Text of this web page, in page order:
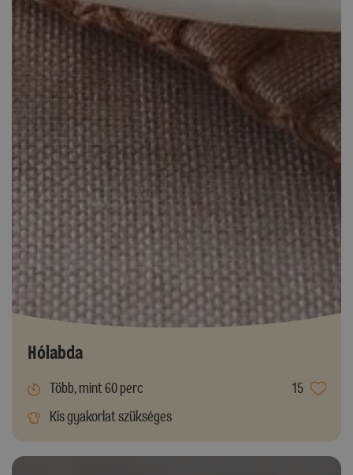
Hólabda
Több, mint 60 perc
15
Kis gyakorlat szükséges